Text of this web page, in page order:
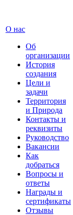
О нас
Об
организации
История
создания
Цели и
задачи
Территория
и Природа
Контакты и
реквизиты
Руководство
Вакансии
Как
добраться
Вопросы и
ответы
Награды и
сертификаты
Отзывы